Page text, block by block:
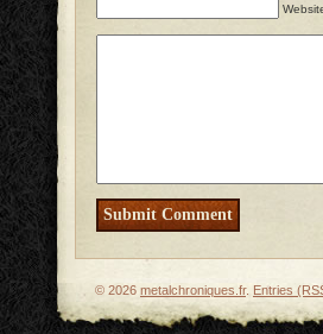
© 2026 metalchroniques.fr. Entries